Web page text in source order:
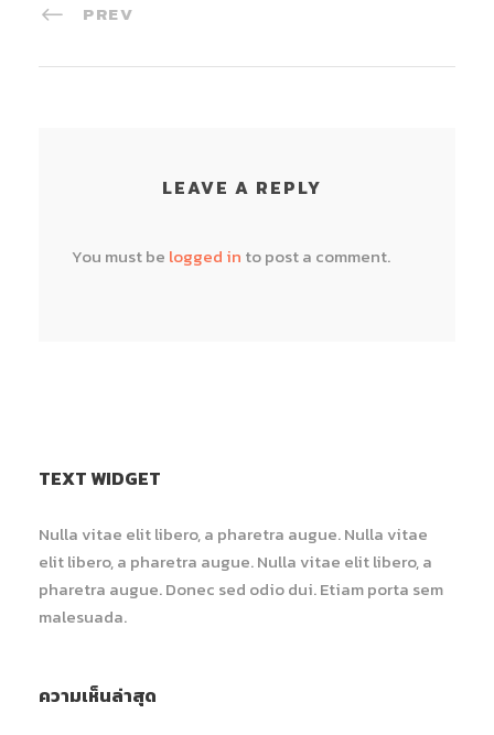
PREV
LEAVE A REPLY
You must be logged in to post a comment.
TEXT WIDGET
Nulla vitae elit libero, a pharetra augue. Nulla vitae
elit libero, a pharetra augue. Nulla vitae elit libero, a
pharetra augue. Donec sed odio dui. Etiam porta sem
malesuada.
ความเห็นล่าสุด